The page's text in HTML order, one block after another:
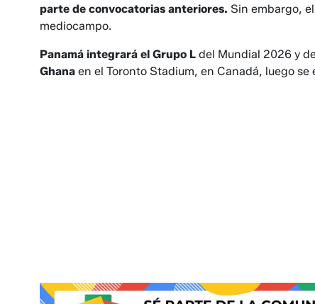
parte de convocatorias anteriores. Sin embargo,
mediocampo.
Panamá integrará el Grupo L del Mundial 2026 y
Ghana en el Toronto Stadium, en Canadá, luego se